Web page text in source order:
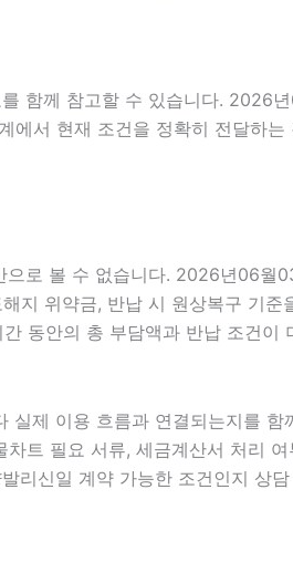
함께 참고할 수 있습니다. 2026
에서 현재 조건을 정확히 전달하
로 볼 수 없습니다. 2026년06월
지 위약금, 반납 시 원상복구 기
동안의 총 부담액과 반납 조건
제 이용 흐름과 연결되는지를
트 필요 서류, 세금계산서 처리
리신일 계약 가능한 조건인지